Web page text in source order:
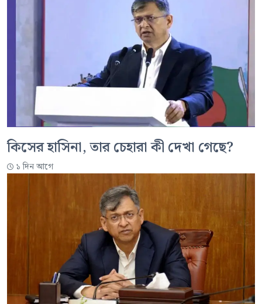
কিসের হাসিনা, তার চেহারা কী দেখা গেছে?
১ দিন আগে